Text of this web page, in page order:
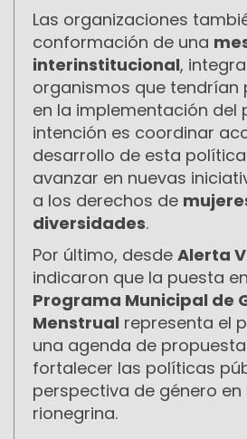
Las organizaciones
conformación de una
interinstitucional,
organismos que tendrían
en la implementación del
intención es coordinar
desarrollo de esta
avanzar en nuevas
a los derechos de
diversidades.
Por último, desde Alerta
indicaron que la puesta
Programa Municipal de
Menstrual representa el
una agenda de
fortalecer las políticas
perspectiva de género
rionegrina.